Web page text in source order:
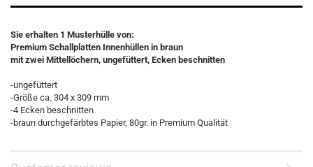
Sie erhalten 1 Musterhülle von:
Premium Schallplatten Innenhüllen in braun
mit zwei Mittellöchern, ungefüttert, Ecken beschnitten
-ungefüttert
-Größe ca. 304 x 309 mm
-4 Ecken beschnitten
-braun durchgefärbtes Papier, 80gr. in Premium Qualität